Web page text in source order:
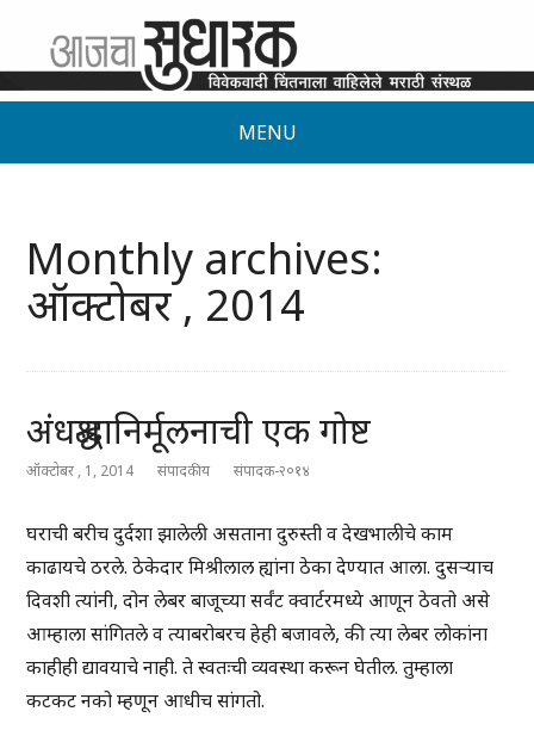
MENU
Monthly archives:
ऑक्टोबर , 2014
अंधश्रद्धानिर्मूलनाची एक गोष्ट
ऑक्टोबर , 1, 2014 संपादकीय संपादक-२०१४
घराची बरीच दुर्दशा झालेली असताना दुरुस्ती व देखभालीचे काम
काढायचे ठरले. ठेकेदार मिश्रीलाल ह्यांना ठेका देण्यात आला. दुसऱ्याच
दिवशी त्यांनी, दोन लेबर बाजूच्या सर्वंट क्वार्टरमध्ये आणून ठेवतो असे
आम्हाला सांगितले व त्याबरोबरच हेही बजावले, की त्या लेबर लोकांना
काहीही द्यावयाचे नाही. ते स्वतःची व्यवस्था करून घेतील. तुम्हाला
कटकट नको म्हणून आधीच सांगतो.